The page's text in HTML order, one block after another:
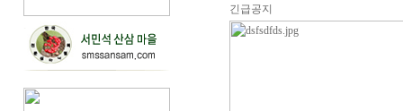
긴급공지